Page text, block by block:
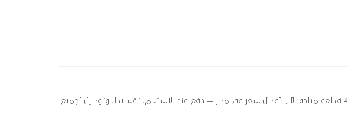
ابحث عن قطع غيار الفلاتر لسيارتك اوبل موكا (2012 - 2025) ؟ أوتو سبير عندها 4 قطعة متاحة الآن بأفضل سعر في مصر — دفع عند الاستلام، تقسيط، وتوصيل لجميع